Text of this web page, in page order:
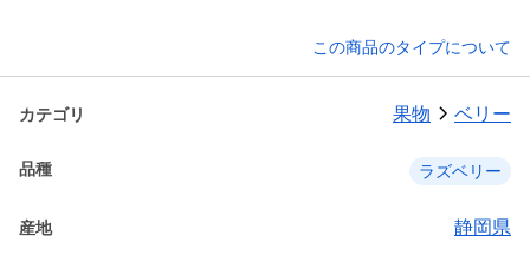
この商品のタイプについて
カテゴリ 果物 ベリー
品種 ラズベリー
産地 静岡県